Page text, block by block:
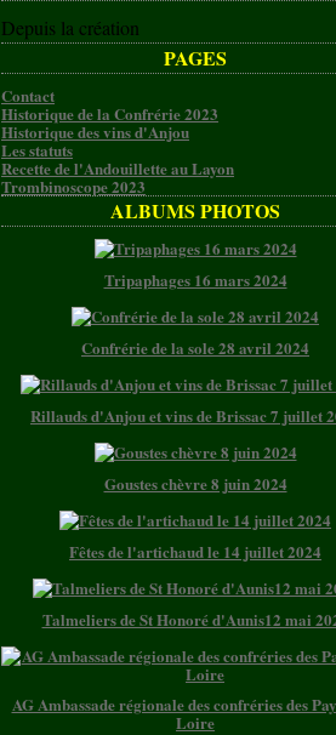
Depuis la création
PAGES
Contact
Historique de la Confrérie 2023
Historique des vins d'Anjou
Les statuts
Recette de l'Andouillette au Layon
Trombinoscope 2023
ALBUMS PHOTOS
Tripaphages 16 mars 2024
Confrérie de la sole 28 avril 2024
Rillauds d'Anjou et vins de Brissac 7 juillet
Goustes chèvre 8 juin 2024
Fêtes de l'artichaud le 14 juillet 2024
Talmeliers de St Honoré d'Aunis12 mai
AG Ambassade régionale des confréries des
Loire